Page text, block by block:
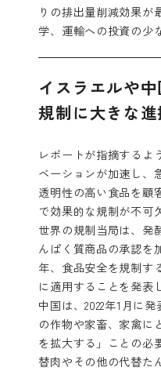
りの排出量削減効果が
学、運輸への投資の少
イスラエルや
規制に大きな進
レポートが指摘するよ
ベーションが加速し、
透明性の高い食品を顧
で効果的な規制が不可
世界の規制当局は、発
んぱく質商品の承認を
年、食品安全を規制す
に適用することを発表
中国は、2022年1月に
の作物や家畜、家禽に
を拡大する」ことの必
替肉やその他の代替た